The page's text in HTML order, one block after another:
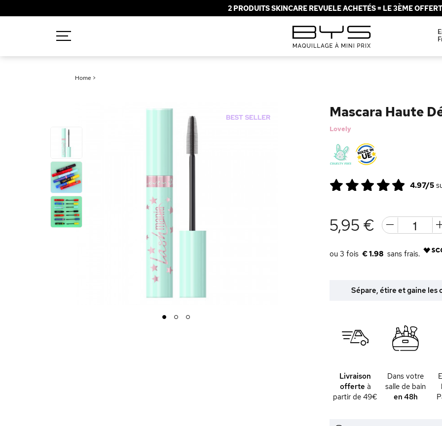
2 PRODUITS SKINCARE REVUELE ACHETÉS = LE 3ÈME
Home >
1 2 3
Mascara Haute
Lovely
4.97/5
5,95 €
€ 1.98
Sépare, étire et gaine les
Livraison
offerte à
partir de 49€
Dans votre
salle de bain
en 48h
Solaire
Brumes
Blush
Rouge à Lèvres